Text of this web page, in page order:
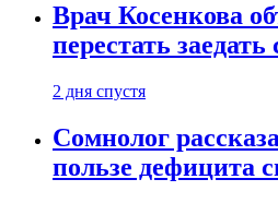
Врач Косенкова
перестать заедать
2 дня спустя
Сомнолог
пользе дефицита